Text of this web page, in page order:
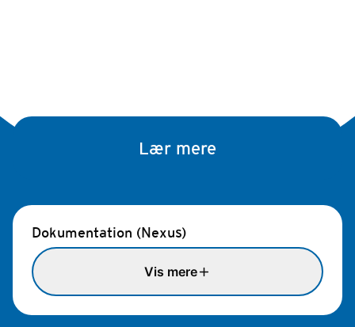
Lær mere
Dokumentation (Nexus)
Vis mere